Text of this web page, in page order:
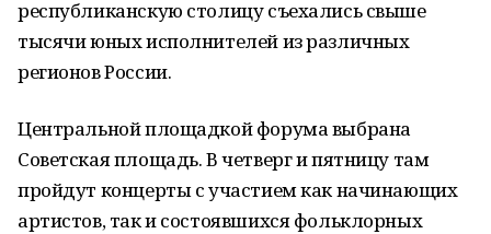
республиканскую столицу съехались свыше
тысячи юных исполнителей из различных
регионов России.
Центральной площадкой форума выбрана
Советская площадь. В четверг и пятницу там
пройдут концерты с участием как начинающих
артистов, так и состоявшихся фольклорных